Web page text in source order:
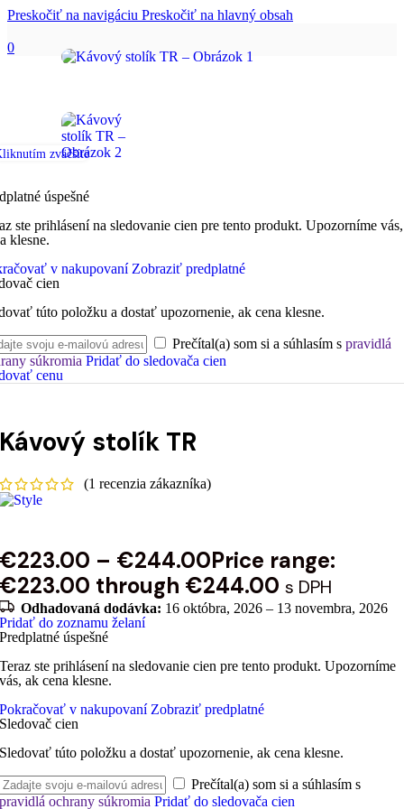
Preskočiť na navigáciu Preskočiť na hlavný obsah
0
zväčšíte
úspešné
ste prihlásení na sledovanie cien pre tento produkt. Upozorníme
klesne.
v nakupovaní Zobraziť predplatné
cien
túto položku a dostať upozornenie, ak cena klesne.
Prečítal(a) som si a súhlasím s pravidlá
súkromia Pridať do sledovača cien
cenu
Kávový stolík TR
(1 recenzia zákazníka)
€223.00 – €244.00Price range:
€223.00 through €244.00 s DPH
Odhadovaná dodávka: 16 októbra, 2026 – 13 novembra, 2026
Pridať do zoznamu želaní
Predplatné úspešné
Teraz ste prihlásení na sledovanie cien pre tento produkt. Upozorníme
vás, ak cena klesne.
Pokračovať v nakupovaní Zobraziť predplatné
Sledovač cien
Sledovať túto položku a dostať upozornenie, ak cena klesne.
Prečítal(a) som si a súhlasím s
pravidlá ochrany súkromia Pridať do sledovača cien